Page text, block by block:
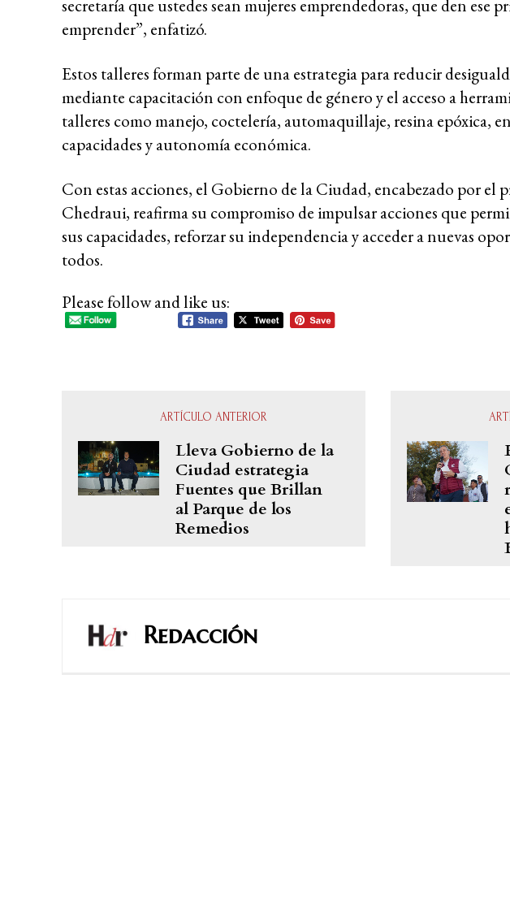
secretaría que ustedes sean mujeres emprendedoras, que den ese
emprender”, enfatizó.
Estos talleres forman parte de una estrategia para reducir
mediante capacitación con enfoque de género y el acceso a
talleres como manejo, coctelería, automaquillaje, resina epóxica,
capacidades y autonomía económica.
Con estas acciones, el Gobierno de la Ciudad, encabezado por el
Chedraui, reafirma su compromiso de impulsar acciones que
sus capacidades, reforzar su independencia y acceder a nuevas
todos.
Please follow and like us:
ARTÍCULO ANTERIOR
Lleva Gobierno de la
Ciudad estrategia
Fuentes que Brillan
al Parque de los
Remedios
Redacción